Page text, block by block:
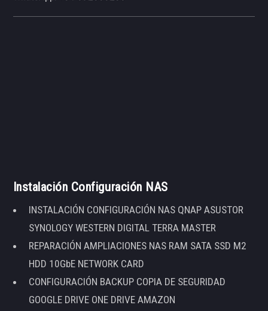
Instalación Configuración NAS
INSTALACIÓN CONFIGURACIÓN NAS QNAP ASUSTOR
SYNOLOGY WESTERN DIGITAL TERRA MASTER
REPARACIÓN AMPLIACIONES NAS RAM SATA SSD M2
HDD 10GbE NETWORK CARD
CONFIGURACIÓN BACKUP COPIA DE SEGURIDAD
GOOGLE DRIVE ONE DRIVE AMAZON